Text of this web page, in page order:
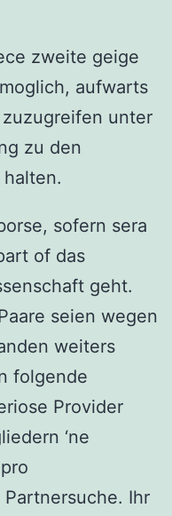
zweite geige
aufwarts
unter
zu den
sofern sera
of das
geht.
seien wegen
weiters
folgende
Provider
‘ne
Ihr